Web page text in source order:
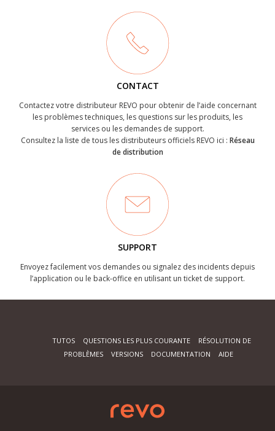
CONTACT
Contactez votre distributeur REVO pour obtenir de l’aide concernant
les problèmes techniques, les questions sur les produits, les
services ou les demandes de support.
Consultez la liste de tous les distributeurs officiels REVO ici : Réseau
de distribution
SUPPORT
Envoyez facilement vos demandes ou signalez des incidents depuis
l’application ou le back-office en utilisant un ticket de support.
TUTOS QUESTIONS LES PLUS COURANTE
RÉSOLUTION DE
PROBLÈMES
VERSIONS DOCUMENTATION AIDE